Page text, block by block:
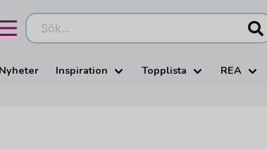
Sök...
Inspiration Topplista REA